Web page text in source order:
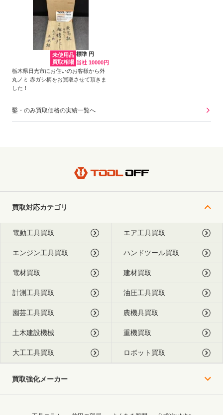
未使用品
買取相場
標準 円
当社 10000円
栃木県日光市にお住いのお客様から外
丸ノミ 赤ガシ柄をお買取させて頂きま
した！
鑿・のみ買取価格の実績一覧へ
買取対応カテゴリ
電動工具買取 エア工具買取
エンジン工具買取 ハンドツール買取
電材買取 建材買取
計測工具買取 油圧工具買取
園芸工具買取 農機具買取
土木建設機械 重機買取
大工工具買取 ロボット買取
買取強化メーカー